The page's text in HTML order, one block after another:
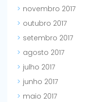
novembro 2017
outubro 2017
setembro 2017
agosto 2017
julho 2017
junho 2017
maio 2017